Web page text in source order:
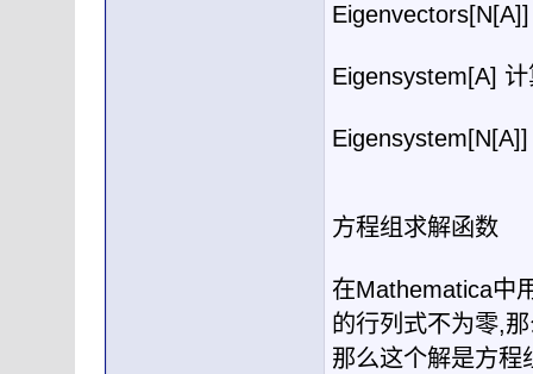
Eigensystem[A]
方程组求解函数
在Mathematica中
的行列式不为零,
那么这个解是方程